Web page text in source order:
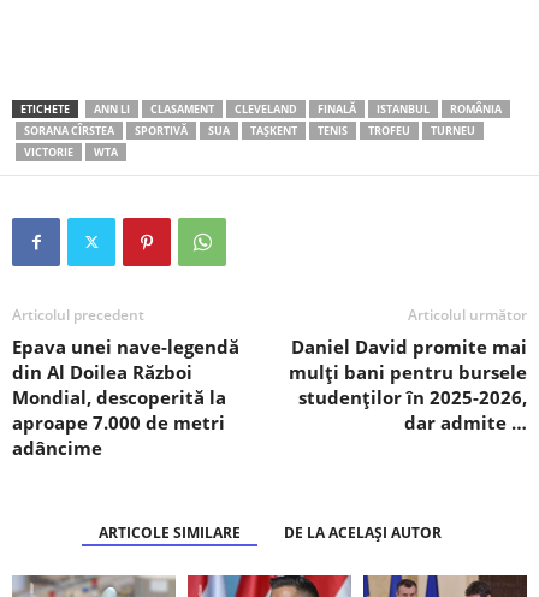
ETICHETE ANN LI CLASAMENT CLEVELAND FINALĂ ISTANBUL
ROMÂNIA
SORANA CÎRSTEA
SPORTIVĂ SUA TAȘKENT TENIS TROFEU
TURNEU
VICTORIE
WTA
Articolul precedent
Epava unei nave-legendă
din Al Doilea Război
Mondial, descoperită la
aproape 7.000 de metri
adâncime
Articolul următor
Daniel David promite mai
mulți bani pentru bursele
studenților în 2025-2026,
dar admite …
ARTICOLE SIMILARE DE LA ACELAȘI AUTOR